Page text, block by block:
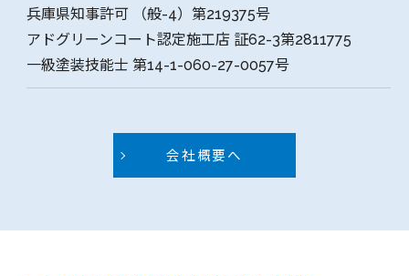
兵庫県知事許可 （般-4）第219375号
アドグリーンコート認定施工店 証62-3第2811775
一級塗装技能士 第14-1-060-27-0057号
会社概要へ